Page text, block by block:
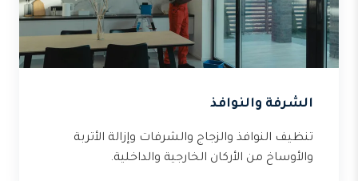
الشرفة والنوافذ
تنظيف النوافذ والزجاج والشرفات وإزالة الأتربة
والأوساخ من الأركان الخارجية والداخلية.